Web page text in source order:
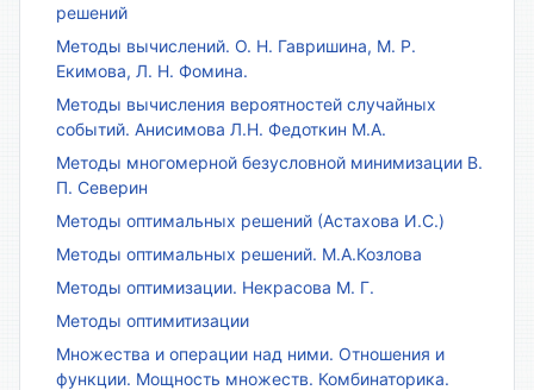
решений
Методы вычислений. О. Н. Гавришина, М. Р.
Екимова, Л. Н. Фомина.
Методы вычисления вероятностей случайных
событий. Анисимова Л.Н. Федоткин М.А.
Методы многомерной безусловной минимизации В.
П. Северин
Методы оптимальных решений (Астахова И.С.)
Методы оптимальных решений. М.А.Козлова
Методы оптимизации. Некрасова М. Г.
Методы оптимитизации
Множества и операции над ними. Отношения и
функции. Мощность множеств. Комбинаторика.